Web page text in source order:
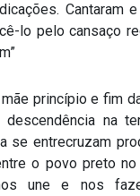
Cantaram
lo pelo cansaço
princípio e fim
na
se entrecruzam
o povo preto
une e nos